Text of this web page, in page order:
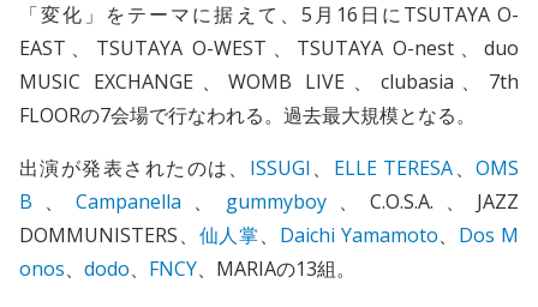
「変化」をテーマに据えて、5月16日にTSUTAYA O-
EAST、TSUTAYA O-WEST、TSUTAYA O-nest、duo
MUSIC EXCHANGE、WOMB LIVE、clubasia、7th
FLOORの7会場で行なわれる。過去最大規模となる。
出演が発表されたのは、 ISSUGI 、 ELLE TERESA、 OMS
B 、Campanella 、 gummyboy、C.O.S.A.、JAZZ
DOMMUNISTERS、 仙人掌、 Daichi Yamamoto、 Dos M
onos、 dodo、 FNCY、MARIAの13組。